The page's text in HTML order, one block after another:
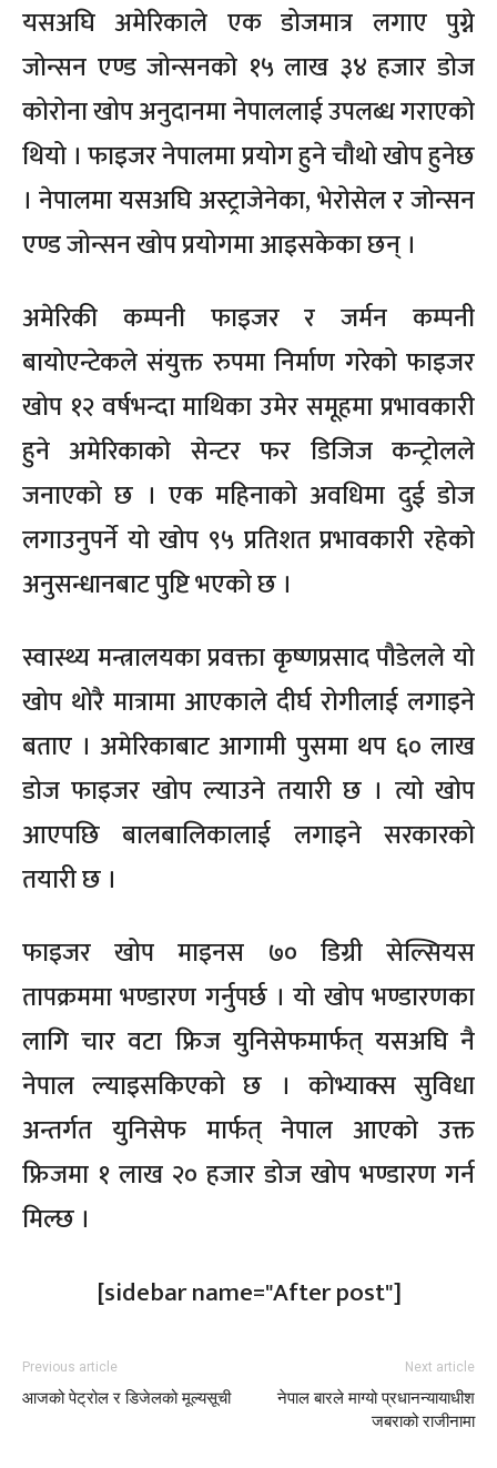
यसअघि अमेरिकाले एक डोजमात्र लगाए पुग्ने
जोन्सन एण्ड जोन्सनको १५ लाख ३४ हजार डोज
कोरोना खोप अनुदानमा नेपाललाई उपलब्ध गराएको
थियो । फाइजर नेपालमा प्रयोग हुने चौथो खोप हुनेछ
। नेपालमा यसअघि अस्ट्राजेनेका, भेरोसेल र जोन्सन
एण्ड जोन्सन खोप प्रयोगमा आइसकेका छन् ।
अमेरिकी कम्पनी फाइजर र जर्मन कम्पनी
बायोएन्टेकले संयुक्त रुपमा निर्माण गरेको फाइजर
खोप १२ वर्षभन्दा माथिका उमेर समूहमा प्रभावकारी
हुने अमेरिकाको सेन्टर फर डिजिज कन्ट्रोलले
जनाएको छ । एक महिनाको अवधिमा दुई डोज
लगाउनुपर्ने यो खोप ९५ प्रतिशत प्रभावकारी रहेको
अनुसन्धानबाट पुष्टि भएको छ ।
स्वास्थ्य मन्त्रालयका प्रवक्ता कृष्णप्रसाद पौडेलले यो
खोप थोरै मात्रामा आएकाले दीर्घ रोगीलाई लगाइने
बताए । अमेरिकाबाट आगामी पुसमा थप ६० लाख
डोज फाइजर खोप ल्याउने तयारी छ । त्यो खोप
आएपछि बालबालिकालाई लगाइने सरकारको
तयारी छ ।
फाइजर खोप माइनस ७० डिग्री सेल्सियस
तापक्रममा भण्डारण गर्नुपर्छ । यो खोप भण्डारणका
लागि चार वटा फ्रिज युनिसेफमार्फत् यसअघि नै
नेपाल ल्याइसकिएको छ । कोभ्याक्स सुविधा
अन्तर्गत युनिसेफ मार्फत् नेपाल आएको उक्त
फ्रिजमा १ लाख २० हजार डोज खोप भण्डारण गर्न
मिल्छ ।
[sidebar name="After post"]
Previous article
आजको पेट्रोल र डिजेलको मूल्यसूची
Next article
नेपाल बारले माग्यो प्रधानन्यायाधीश
जबराको राजीनामा